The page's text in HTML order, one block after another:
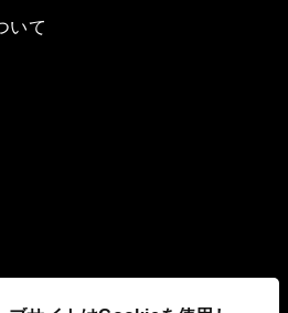
いて
組み